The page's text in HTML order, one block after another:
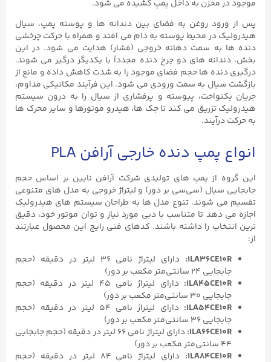
موجود در مخزن به داخل پمپ کشیده می ‌شود.
پس از ورود روغن به فضای بین دندانه‌ ها و پوسته پمپ، سیال
هیدرولیک در محیط پوسته به دام می ‌افتد و همراه با حرکت چرخشی
دنده‌ ها به سمت دهانه خروجی (فشار) هدایت می‌ شود. در این
بخش، دندانه‌ های دو چرخ ‌دنده مجدداً با یکدیگر درگیر می‌ شوند.
درگیری دنده‌ ها حجم فضای موجود را به شدت کاهش داده و مانع از
بازگشت سیال به سمت ورودی می ‌شود. این فرآیند مکانیکی مداوم،
جریان یکنواخت، پیوسته و پرفشاری از سیال را به درون سیستم
هیدرولیک تزریق می‌ کند تا جک ‌ها، هیدرو موتورها و سایر محرک‌ ها
به حرکت درآیند.
انواع پمپ دنده خارجی آرافن PLA
این گروه از پمپ‌ های تولیدی شرکت آرافن نایین بر اساس حجم
جابجایی سیال (سی‌سی بر دور) و لیتراژ خروجی به مدل‌ های متنوعی
تقسیم می‌ شوند. تنوع مدل ‌ها به طراحان سیستم‌ های هیدرولیک
اجازه می ‌دهد تا متناسب با دبی مورد نیاز و توان موتور خود، دقیق
‌ترین انتخاب را داشته باشند. کدهای فنی رایج این محصول عبارتند
از:
1LA36CE10R:
دارای لیتراژ نامی ۳۶ لیتر در دقیقه (حجم
جابجایی ۲۴ سانتی‌متر مکعب بر دور)
1LA45CE10R:
دارای لیتراژ نامی ۴۵ لیتر در دقیقه (حجم
جابجایی ۳۰ سانتی‌متر مکعب بر دور)
1LA54CE10R:
دارای لیتراژ نامی ۵۴ لیتر در دقیقه (حجم
جابجایی ۳۶ سانتی‌متر مکعب بر دور)
1LA66CE10R:
دارای لیتراژ نامی ۶۶ لیتر در دقیقه (حجم جابجایی
۴۴ سانتی‌متر مکعب بر دور)
1LA84CE10R:
دارای لیتراژ نامی ۸۴ لیتر در دقیقه (حجم